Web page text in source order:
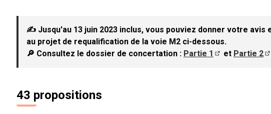
✍ Jusqu'au 13 juin 2023 inclus, vous pouviez donner votre
au projet de requalification de la voie M2 ci-dessous.
🔎 Consultez le dossier de concertation : Partie 1
et Partie 2
43 propositions